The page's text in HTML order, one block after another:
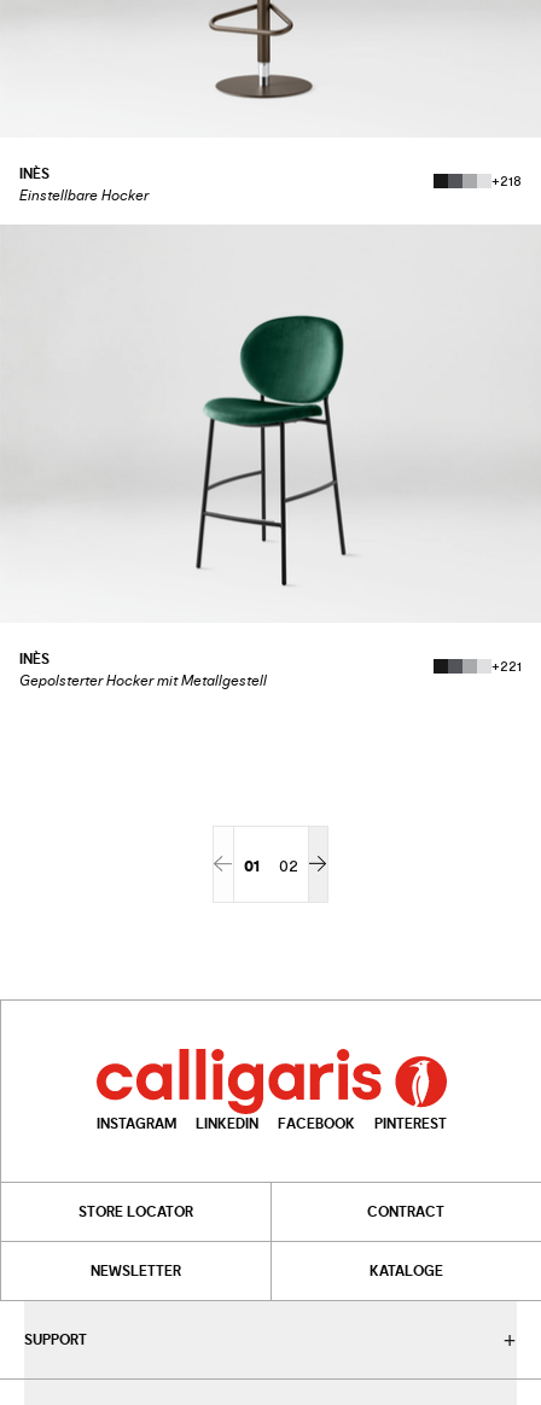
INÈS
Einstellbare Hocker
+218
INÈS
Gepolsterter Hocker mit Metallgestell
+221
01 02
INSTAGRAM LINKEDIN FACEBOOK PINTEREST
STORE LOCATOR CONTRACT
NEWSLETTER KATALOGE
SUPPORT